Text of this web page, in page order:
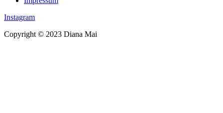
Instagram
Copyright © 2023 Diana Mai